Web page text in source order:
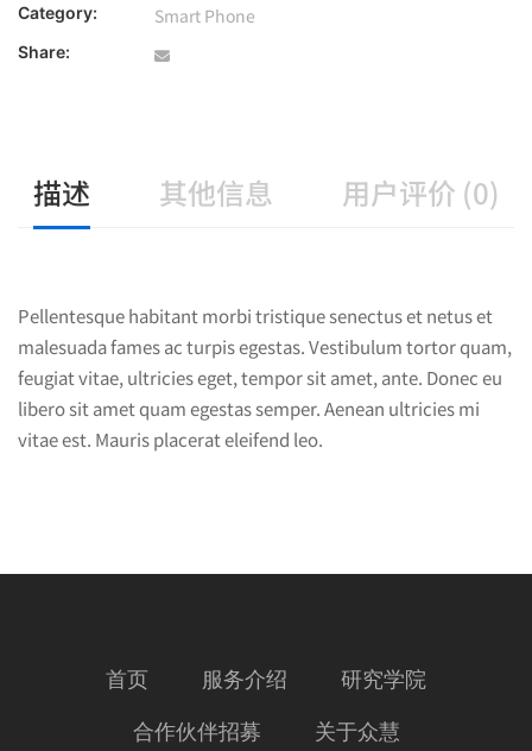
Category: Smart Phone
Share:
描述 其他信息 用户评价 (0)
Pellentesque habitant morbi tristique senectus et netus et
malesuada fames ac turpis egestas. Vestibulum tortor quam,
feugiat vitae, ultricies eget, tempor sit amet, ante. Donec eu
libero sit amet quam egestas semper. Aenean ultricies mi
vitae est. Mauris placerat eleifend leo.
首页 服务介绍 研究学院
合作伙伴招募 关于众慧